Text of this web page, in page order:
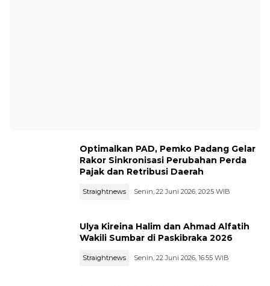
Optimalkan PAD, Pemko Padang Gelar
Rakor Sinkronisasi Perubahan Perda
Pajak dan Retribusi Daerah
Straightnews Senin, 22 Juni 2026, 20:25 WIB
Ulya Kireina Halim dan Ahmad Alfatih
Wakili Sumbar di Paskibraka 2026
Straightnews Senin, 22 Juni 2026, 16:55 WIB